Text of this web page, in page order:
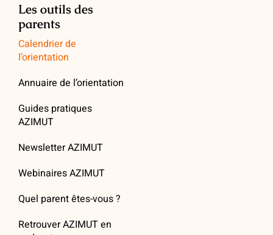
Les outils des
parents
Calendrier de
l’orientation
Annuaire de l’orientation
Guides pratiques
AZIMUT
Newsletter AZIMUT
Webinaires AZIMUT
Quel parent êtes-vous ?
Retrouver AZIMUT en